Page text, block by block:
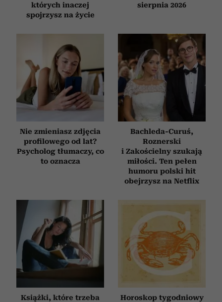
których inaczej
spojrzysz na życie
sierpnia 2026
Nie zmieniasz zdjęcia
profilowego od lat?
Psycholog tłumaczy, co
to oznacza
Bachleda-Curuś,
Roznerski
i Zakościelny szukają
miłości. Ten pełen
humoru polski hit
obejrzysz na Netflix
Książki, które trzeba
Horoskop tygodniowy